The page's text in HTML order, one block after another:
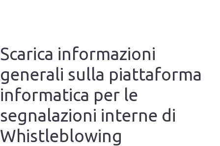
Scarica informazioni
generali sulla piattaforma
informatica per le
segnalazioni interne di
Whistleblowing